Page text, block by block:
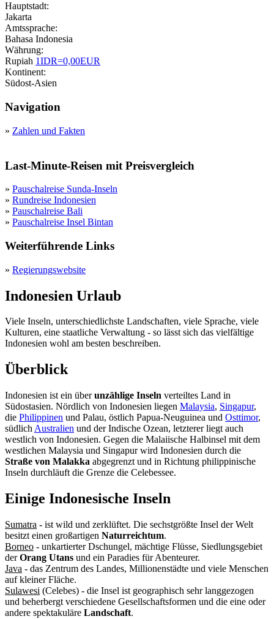
Hauptstadt:
Jakarta
Amtssprache:
Bahasa Indonesia
Währung:
Rupiah 1IDR=0,00EUR
Kontinent:
Südost-Asien
Navigation
» Zahlen und Fakten
Last-Minute-Reisen mit Preisvergleich
» Pauschalreise Sunda-Inseln
» Rundreise Indonesien
» Pauschalreise Bali
» Pauschalreise Insel Bintan
Weiterführende Links
» Regierungswebsite
Indonesien Urlaub
Viele Inseln, unterschiedlichste Landschaften, viele Sprache, viele
Kulturen, eine staatliche Verwaltung - so lässt sich das vielfältige
Indonesien wohl am besten beschreiben.
Überblick
Indonesien ist ein überunzählige Inseln verteiltes Land in
Südostasien. Nördlich von Indonesien liegen Malaysia, Singapur,
die Philippinen und Palau, östlich Papua-Neuguinea und Osttimor,
südlich Australien und der Indische Ozean, letzterer liegt auch
westlich von Indonesien. Gegen die Malaiische Halbinsel mit dem
westlichen Malaysia und Singapur wird Indonesien durch die
Straße von Malakka abgegrenzt und in Richtung philippinische
Inseln durchläuft die Grenze die Celebessee.
Einige Indonesische Inseln
Sumatra - ist wild und zerklüftet. Die sechstgrößte Insel der Welt
besitzt einen großartigen Naturreichtum.
Borneo - unkartierter Dschungel, mächtige Flüsse, Siedlungsgebiet
derOrang Utans und ein Paradies für Abenteurer.
Java - das Zentrum des Landes, Millionenstädte und viele Menschen
auf kleiner Fläche.
Sulawesi (Celebes) - die Insel ist geographisch sehr langgezogen
und beherbergt verschiedene Gesellschaftsformen und die eine oder
andere spektakuläre Landschaft.